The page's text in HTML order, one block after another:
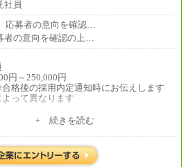
社員
応募者の意向を確認…
者の意向を確認の上…
円～250,000円
格後の採用内定通知時にお伝えします
って異なります
円～250,000円
遇は経験・能力を考慮の上、当社規程に
ます。
+ 続きを読む